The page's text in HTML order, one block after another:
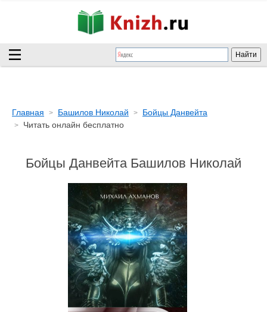
Главная Башилов Николай
Бойцы Данвейта
Читать онлайн бесплатно
Бойцы Данвейта Башилов Николай